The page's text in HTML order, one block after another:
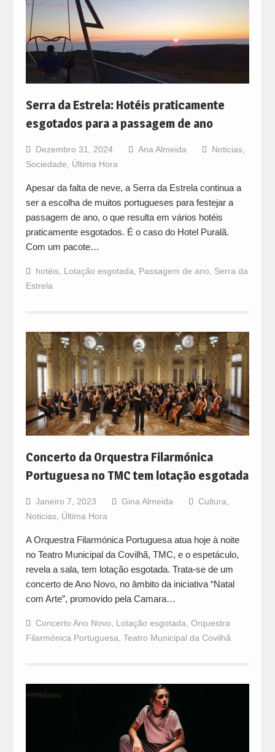
Serra da Estrela: Hotéis praticamente
esgotados para a passagem de ano
Dezembro 31, 2024 Ana Almeida Noticias,
Sociedade
Última Hora
Apesar da falta de neve, a Serra da Estrela continua a
ser a escolha de muitos portugueses para festejar a
passagem de ano, o que resulta em vários hotéis
praticamente esgotados. É o caso do Hotel Puralã.
Com um pacote…
hotéis, Lotação esgotada Passagem de ano
Serra da
Estrela
Concerto da Orquestra Filarmónica
Portuguesa no TMC tem lotação esgotada
Janeiro 7, 2023 Gina Almeida Cultura,
Noticias, Última Hora
A Orquestra Filarmónica Portuguesa atua hoje à noite
no Teatro Municipal da Covilhã, TMC, e o espetáculo,
revela a sala, tem lotação esgotada. Trata-se de um
concerto de Ano Novo, no âmbito da iniciativa “Natal
com Arte”, promovido pela Camara…
Concerto Ano Novo, Lotação esgotada, Orquestra
Filarmónica Portuguesa, Teatro Municipal da Covilhã